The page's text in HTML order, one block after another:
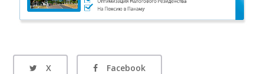
X Facebook